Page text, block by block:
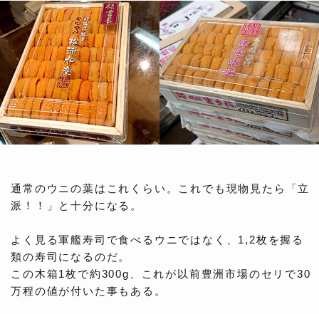
通常のウニの葉はこれくらい。これでも現物見たら「立
派！！」と十分になる。
よく見る軍艦寿司で食べるウニではなく、1,2枚を握る
類の寿司になるのだ。
この木箱1枚で約300g、これが以前豊洲市場のセリで30
万程の値が付いた事もある。